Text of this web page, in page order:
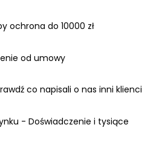
ochrona do 10000 zł
od umowy
co napisali o nas inni klienci
- Doświadczenie i tysiące